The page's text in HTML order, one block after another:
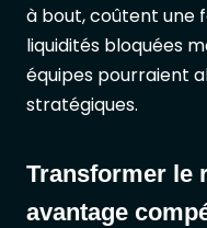
à bout, coûtent une
liquidités bloquées
équipes pourraient
stratégiques.
Transformer le
avantage